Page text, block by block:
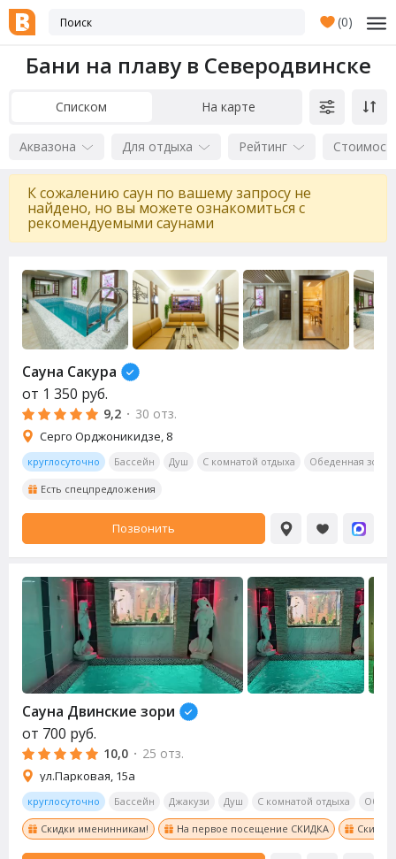
(0)
Бани на плаву в Северодвинске
Списком На карте
Аквазона Для отдыха Рейтинг
К сожалению саун по вашему запросу не
найдено, но вы можете ознакомиться с
рекомендуемыми саунами
Сауна Сакура
от 1 350 руб.
9,2 · 30 отз.
Серго Орджоникидзе, 8
круглосуточно Бассейн Душ С комнатой отдыха Обеденная зона
Есть спецпредложения
Позвонить
Сауна Двинские зори
от 700 руб.
10,0 · 25 отз.
ул.Парковая, 15а
круглосуточно Бассейн Джакузи Душ С комнатой отдыха
Скидки именинникам! На первое посещение СКИДКА Скидки